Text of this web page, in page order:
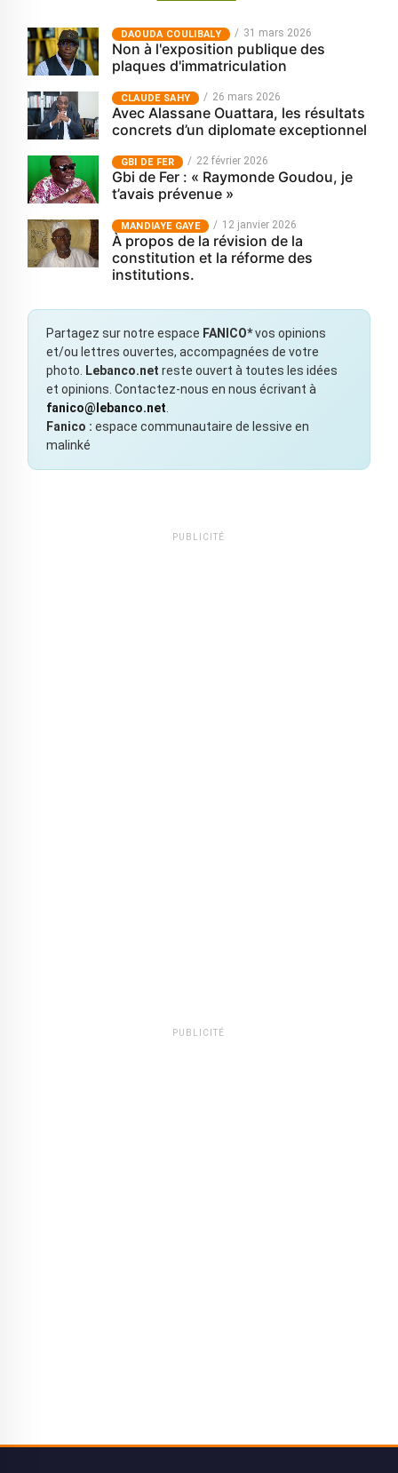
‎DAOUDA COULIBALY 31 mars 2026
Non à l'exposition publique des
plaques d'immatriculation
CLAUDE SAHY 26 mars 2026
Avec Alassane Ouattara, les résultats
concrets d’un diplomate exceptionnel
GBI DE FER 22 février 2026
Gbi de Fer : « Raymonde Goudou, je
t’avais prévenue »
MANDIAYE GAYE 12 janvier 2026
À propos de la révision de la
constitution et la réforme des
institutions.
Partagez sur notre espace FANICO*vos opinions
et/ou lettres ouvertes, accompagnées de votre
photo.
Lebanco.net reste ouvert à toutes les idées
et opinions. Contactez-nous en nous écrivant à
fanico@lebanco.net
Fanico : espace communautaire de lessive en
malinké
PUBLICITÉ
PUBLICITÉ